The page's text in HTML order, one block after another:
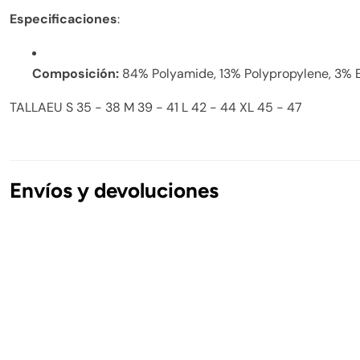
Especificaciones:
Composición: 84% Polyamide, 13% Polypropylene, 3%
TALLAEU S 35 - 38 M 39 - 41 L 42 - 44 XL 45 - 47
Envíos y devoluciones